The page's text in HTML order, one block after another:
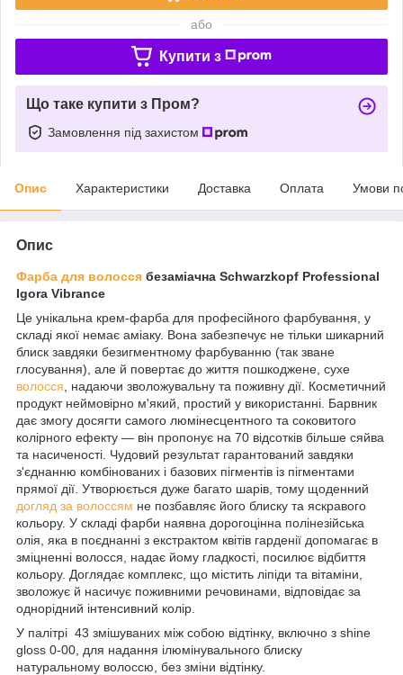
або
Купити з
Що таке купити з Пром?
Замовлення під захистом
Опис Характеристики Доставка Оплата Умови
Опис
Фарба для волосся безаміачна Schwarzkopf Professional
Igora Vibrance
Це унікальна крем-фарба для професійного фарбування, у
складі якої немає аміаку. Вона забезпечує не тільки шикарний
блиск завдяки безигментному фарбуванню (так зване
глосування), але й повертає до життя пошкоджене, сухе
волосся , надаючи зволожувальну та поживну дії. Косметичний
продукт неймовірно м'який, простий у використанні. Барвник
дає змогу досягти самого люмінесцентного та соковитого
колірного ефекту — він пропонує на 70 відсотків більше сяйва
та насиченості. Чудовий результат гарантований завдяки
з'єднанню комбінованих і базових пігментів із пігментами
прямої дії. Утворюється дуже багато шарів, тому щоденний
догляд за волоссям не позбавляє його блиску та яскравого
кольору. У складі фарби наявна дорогоцінна полінезійська
олія, яка в поєднанні з екстрактом квітів гарденії допомагає в
зміцненні волосся, надає йому гладкості, посилює відбиття
кольору. Доглядає комплекс, що містить ліпіди та вітаміни,
зволожує й насичує поживними речовинами, відповідає за
однорідний інтенсивний колір.
У палітрі 43 змішуваних між собою відтінку, включно з shine
gloss 0-00, для надання ілюмінувального блиску
натуральному волоссю, без зміни відтінку.